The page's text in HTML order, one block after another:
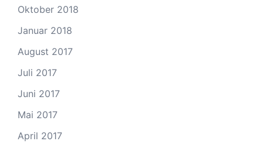
Oktober 2018
Januar 2018
August 2017
Juli 2017
Juni 2017
Mai 2017
April 2017